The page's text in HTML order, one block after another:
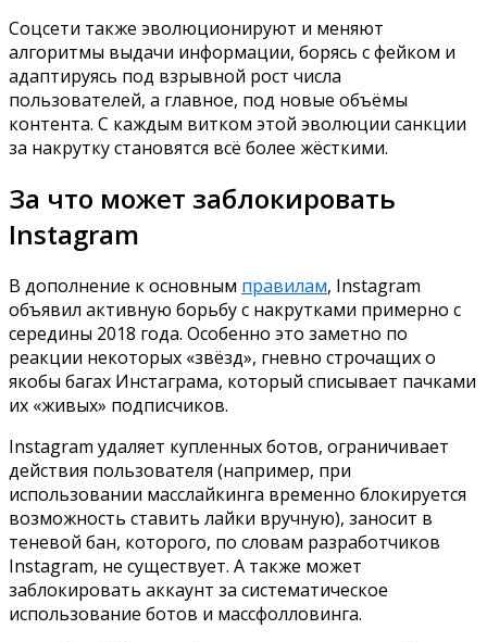
Соцсети также эволюционируют и меняют
алгоритмы выдачи информации, борясь с фейком и
адаптируясь под взрывной рост числа
пользователей, а главное, под новые объёмы
контента. С каждым витком этой эволюции санкции
за накрутку становятся всё более жёсткими.
За что может заблокировать
Instagram
В дополнение к основным правилам, Instagram
объявил активную борьбу с накрутками примерно с
середины 2018 года. Особенно это заметно по
реакции некоторых «звёзд», гневно строчащих о
якобы багах Инстаграма, который списывает пачками
их «живых» подписчиков.
Instagram удаляет купленных ботов, ограничивает
действия пользователя (например, при
использовании масслайкинга временно блокируется
возможность ставить лайки вручную), заносит в
теневой бан, которого, по словам разработчиков
Instagram, не существует. А также может
заблокировать аккаунт за систематическое
использование ботов и массфолловинга.